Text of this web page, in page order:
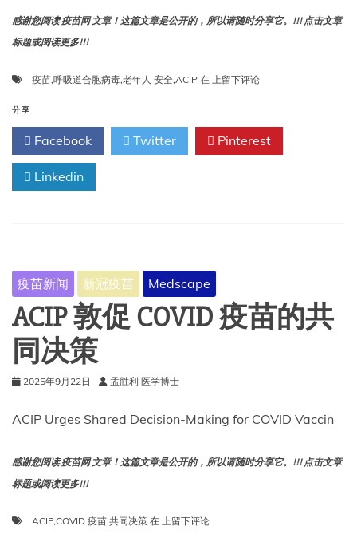
感谢您阅读 疫苗网 文章！这篇文章是公开的，所以请随时分享它。!!! 点击文章
标题或阅读更多!!!
疫苗,呼吸道合胞病毒,老年人 安全,ACIP 在 老
的
呼
吸
苗：
近
监
今
上留下评论
分享
Facebook Twitter Pinterest
Linkedin
疫苗新闻 新冠疫苗 Medscape
ACIP 敦促 COVID 疫苗的共
同决策
2025年9月22日 孟胜利 医学博士
ACIP Urges Shared Decision-Making for COVID Vaccin
感谢您阅读 疫苗网 文章！这篇文章是公开的，所以请随时分享它。!!! 点击文章
标题或阅读更多!!!
ACIP,COVID 疫苗,共同决策 在 ACIP
上留下评论